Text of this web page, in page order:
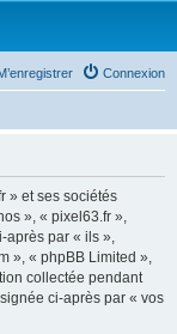
Connexion
» et ses sociétés
», « pixel63.fr »,
après par « ils »,
», « phpBB Limited »,
collectée pendant
ci-après par « vos